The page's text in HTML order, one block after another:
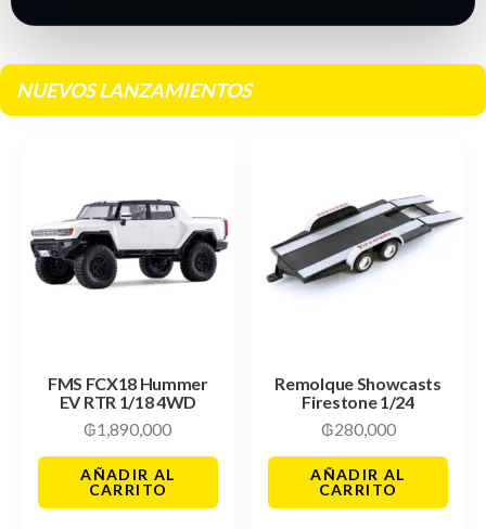
NUEVOS LANZAMIENTOS
FMS FCX18 Hummer
EV RTR 1/18 4WD
₲1,890,000
AÑADIR AL
CARRITO
Remolque Showcasts
Firestone 1/24
₲280,000
AÑADIR AL
CARRITO